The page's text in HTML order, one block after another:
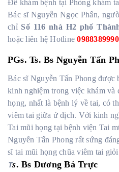
Để khám bệnh tại Phòng khám
Bác sĩ Nguyễn Ngọc Phấn,
chỉ Số 116 nhà H2 phố
hoặc liên hệ Hotline0988389990
PGs. Ts. Bs Nguyễn Tấn
Bác sĩ Nguyễn Tấn Phong được
kinh nghiệm trong việc khám và
họng, nhất là bệnh lý về tai, có
viêm tai giữa ứ dịch. Với kinh
Tai mũi họng tại bệnh viện Tai
Nguyễn Tấn Phong rất sứng
sĩ tai mũi họng chũa viêm tai
Ts. Bs Dương Bá Trực